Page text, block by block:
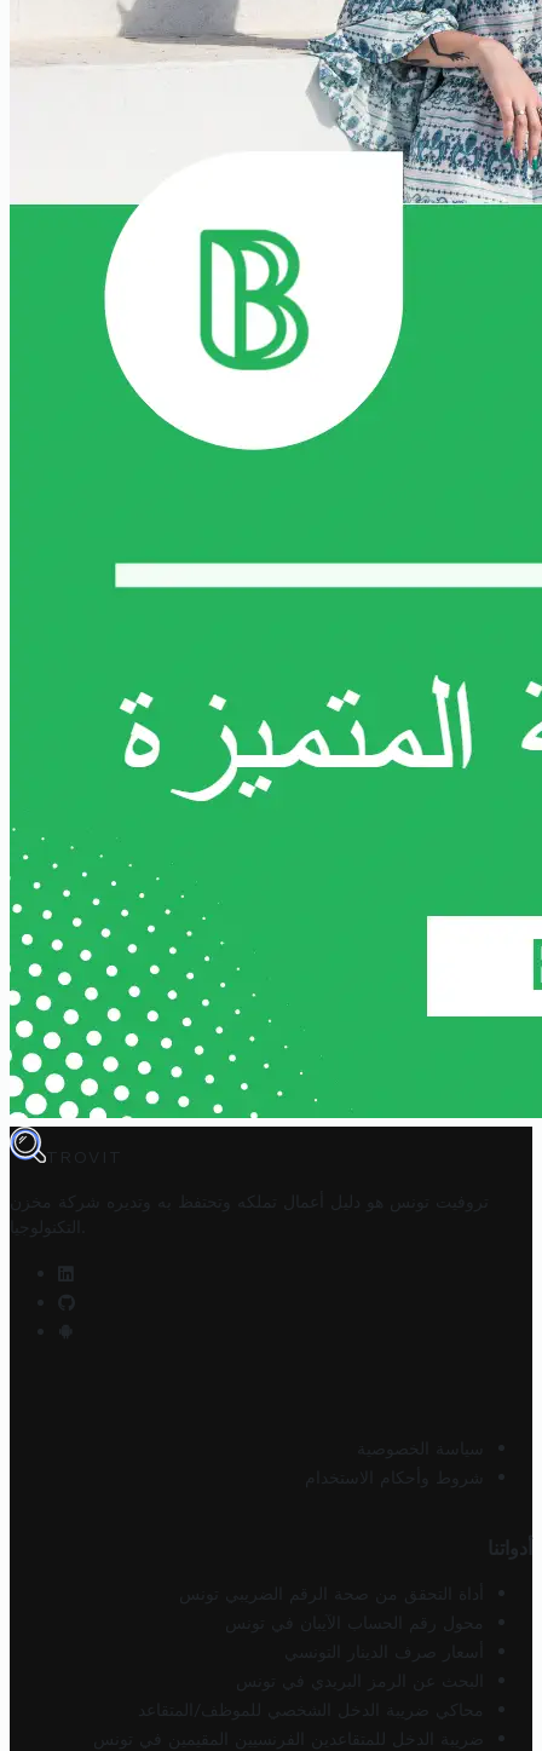
TROVIT
تروفيت تونس هو دليل أعمال تملكه وتحتفظ به وتديره
شركة مخزن
التكنولوجيا
سياسة الخصوصية
شروط وأحكام الاستخدام
أدواتنا
أداة التحقق من صحة الرقم الضريبي تونس
محول رقم الحساب الآيبان في تونس
أسعار صرف الدينار التونسي
البحث عن الرمز البريدي في تونس
محاكي ضريبة الدخل الشخصي للموظف/المتقاعد
ضريبة الدخل للمتقاعدين الفرنسيين المقيمين في تونس